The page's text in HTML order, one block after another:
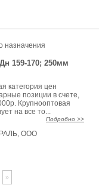
назначения
159-170; 250мм
категория цен
позиции в счете,
Крупнооптовая
на все то...
Подробно >>
ООО
»